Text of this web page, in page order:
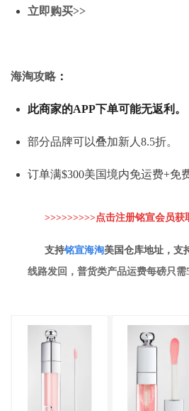
立即购买>>
海淘攻略 ：
此商家的APP下单可能无返利。
部分品牌可以叠加新人8.5折。
订单满$300美国境内免运费+免
>>>>>>>>>点击注册铭宣会员获
支持铭宣海淘美国仓库地址，支
线路发回，普货类产品运费每磅只